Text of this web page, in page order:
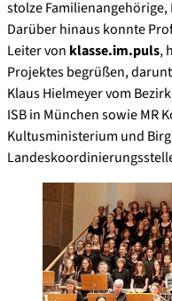
stolze
Darüber hinaus konnte
Leiter von klasse.im.puls,
Projektes begrüßen,
Klaus Hielmeyer vom
ISB in München sowie MR
Kultusministerium und